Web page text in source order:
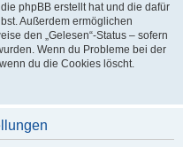
phpBB erstellt hat und die dafür
Außerdem ermöglichen
den „Gelesen“-Status – sofern
Wenn du Probleme bei der
du die Cookies löscht.